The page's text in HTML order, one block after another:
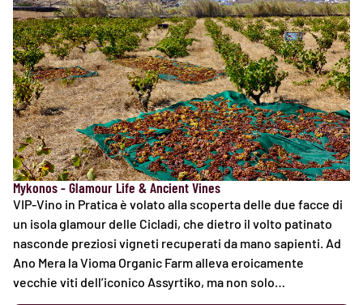
Mykonos - Glamour Life & Ancient Vines
VIP-Vino in Pratica è volato alla scoperta delle due facce di
un isola glamour delle Cicladi, che dietro il volto patinato
nasconde preziosi vigneti recuperati da mano sapienti. Ad
Ano Mera la Vioma Organic Farm alleva eroicamente
vecchie viti dell’iconico Assyrtiko, ma non solo…